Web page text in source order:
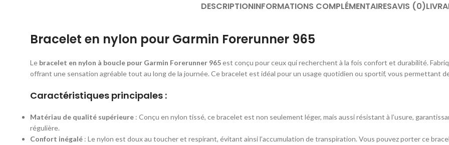
DESCRIPTIONINFORMATIONS COMPLÉMENTAIRESAVIS (0)
Bracelet en nylon pour Garmin Forerunner 965
Le bracelet en nylon à boucle pour Garmin Forerunner 965est conçu pour ceux qui recherchent à la fois confort et durabilité.
offrant une sensation agréable tout au long de la journée. Ce bracelet est idéal pour un usage quotidien ou sportif, vous permettant
Caractéristiques principales :
Matériau de qualité supérieure : Conçu en nylon tissé, ce bracelet est non seulement léger, mais aussi résistant à l’usure,
régulière.
Confort inégalé : Le nylon est doux au toucher et respirant, évitant ainsi l’accumulation de transpiration. Vous pouvez porter ce